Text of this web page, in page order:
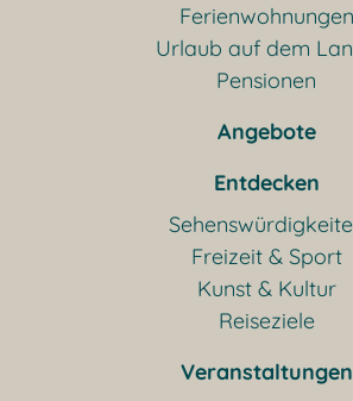
Ferienwohnungen
Urlaub auf dem
Pensionen
Angebote
Entdecken
Freizeit & Sport
Kunst & Kultur
Reiseziele
Veranstaltungen